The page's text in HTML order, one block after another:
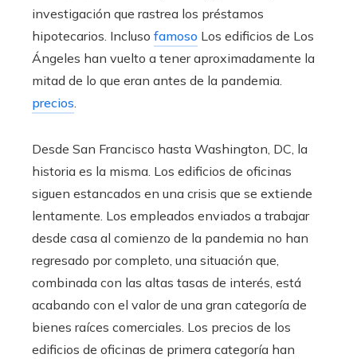
investigación que rastrea los préstamos
hipotecarios. Incluso famoso Los edificios de Los
Ángeles han vuelto a tener aproximadamente la
mitad de lo que eran antes de la pandemia.
precios
Desde San Francisco hasta Washington, DC, la
historia es la misma. Los edificios de oficinas
siguen estancados en una crisis que se extiende
lentamente. Los empleados enviados a trabajar
desde casa al comienzo de la pandemia no han
regresado por completo, una situación que,
combinada con las altas tasas de interés, está
acabando con el valor de una gran categoría de
bienes raíces comerciales. Los precios de los
edificios de oficinas de primera categoría han